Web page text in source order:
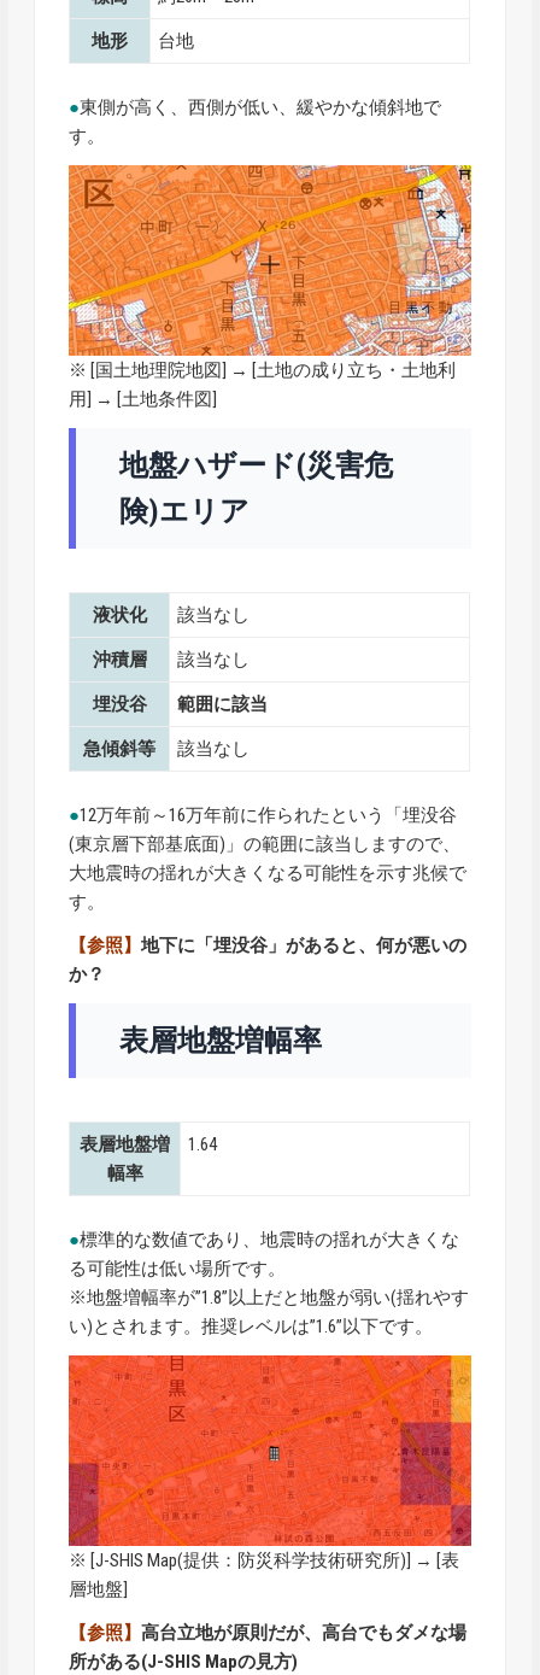
地形 台地
●東側が高く、西側が低い、緩やかな傾斜地で
す。
※ [ 国土地理院地図
] → [土地の成り立ち・土地利
用] → [土地条件図]
地盤ハザード(災害危
険)エリア
液状化 該当なし
沖積層 該当なし
埋没谷 範囲に該当
急傾斜等 該当なし
●12万年前～16万年前に作られたという「埋没谷
(東京層下部基底面)」の範囲に該当しますので、
大地震時の揺れが大きくなる可能性を示す兆候で
す。
【参照】地下に「埋没谷」があると、何が悪いの
か？
表層地盤増幅率
表層地盤増
幅率
1.64
●標準的な数値であり、地震時の揺れが大きくな
る可能性は低い場所です。
※地盤増幅率が”1.8”以上だと地盤が弱い(揺れやす
い)とされます。推奨レベルは”1.6”以下です。
※ [J-SHIS Map(提供：防災科学技術研究所)] → [表
層地盤]
【参照】高台立地が原則だが、高台でもダメな場
所がある(J-SHIS Mapの見方)